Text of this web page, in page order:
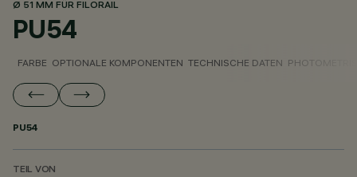
Ø 51 MM FÜR FILORAIL
PU54
FARBE OPTIONALE KOMPONENTEN TECHNISCHE DATEN
PU54
TEIL VON